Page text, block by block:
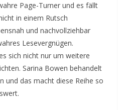
Page-Turner und es fällt
in einem Rutsch
und nachvollziehbar
Lesevergnügen.
sich nicht nur um weitere
Sarina Bowen behandelt
und das macht diese Reihe so